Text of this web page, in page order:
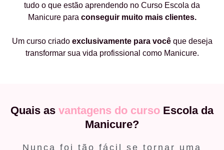
tudo o que estão aprendendo no Curso Escola da
Manicure para conseguir muito mais clientes.
Um curso criado exclusivamente para vocêque deseja
transformar sua vida profissional como Manicure.
Quais as vantagens do curso Escola da
Manicure?
Nunca foi tão fácil se tornar uma